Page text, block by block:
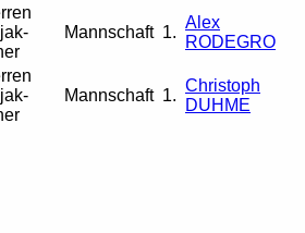
Mannschaft 1.
Alex
RODEGRO
Mannschaft 1.
Christoph
DUHME